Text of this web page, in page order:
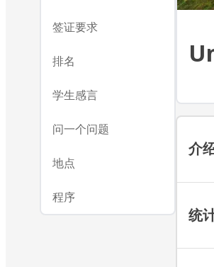
签证要求
排名
学生感言
问一个问题
地点
程序
介
统